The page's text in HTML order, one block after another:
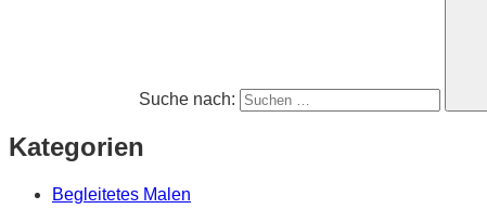
Suche nach:
Kategorien
Begleitetes Malen